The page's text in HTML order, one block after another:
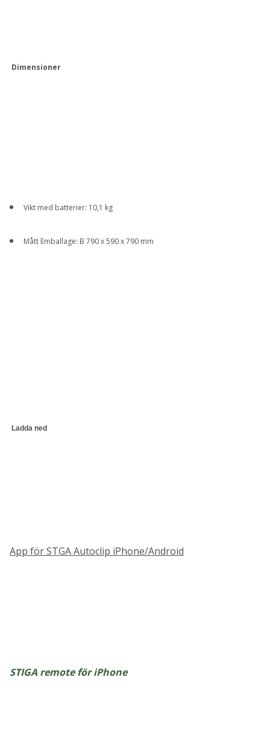
Dimensioner
Vikt med batterier: 10,1 kg
Mått Emballage: B 790 x 590 x 790 mm
Ladda ned
App för STGA Autoclip iPhone/Android
STIGA remote för iPhone